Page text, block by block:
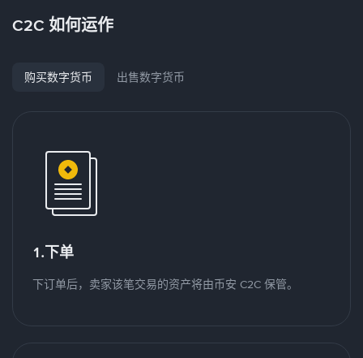
C2C 如何运作
购买数字货币 出售数字货币
1.下单
下订单后，卖家该笔交易的资产将由币安 C2C 保管。